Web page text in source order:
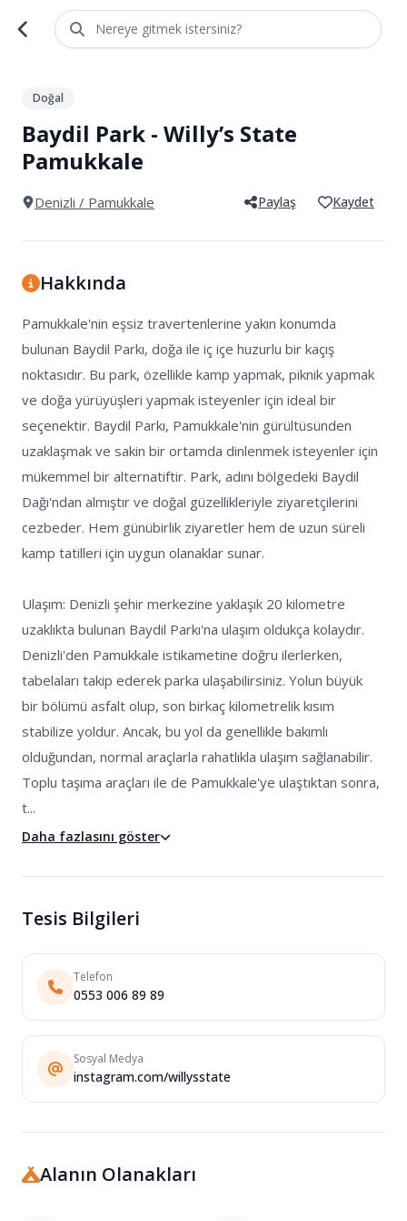
Nereye gitmek istersiniz?
/3
Doğal
Baydil Park - Willy’s State
Pamukkale
Denizli / Pamukkale Paylaş Kaydet
Hakkında
Pamukkale'nin eşsiz travertenlerine yakın konumda
bulunan Baydil Parkı, doğa ile iç içe huzurlu bir kaçış
noktasıdır. Bu park, özellikle kamp yapmak, piknik yapmak
ve doğa yürüyüşleri yapmak isteyenler için ideal bir
seçenektir. Baydil Parkı, Pamukkale'nin gürültüsünden
uzaklaşmak ve sakin bir ortamda dinlenmek isteyenler için
mükemmel bir alternatiftir. Park, adını bölgedeki Baydil
Dağı'ndan almıştır ve doğal güzellikleriyle ziyaretçilerini
cezbeder. Hem günübirlik ziyaretler hem de uzun süreli
kamp tatilleri için uygun olanaklar sunar.
Ulaşım: Denizli şehir merkezine yaklaşık 20 kilometre
uzaklıkta bulunan Baydil Parkı'na ulaşım oldukça kolaydır.
Denizli'den Pamukkale istikametine doğru ilerlerken,
tabelaları takip ederek parka ulaşabilirsiniz. Yolun büyük
bir bölümü asfalt olup, son birkaç kilometrelik kısım
stabilize yoldur. Ancak, bu yol da genellikle bakımlı
olduğundan, normal araçlarla rahatlıkla ulaşım sağlanabilir.
Toplu taşıma araçları ile de Pamukkale'ye ulaştıktan sonra,
t...
Daha fazlasını göster
Tesis Bilgileri
Telefon
0553 006 89 89
Sosyal Medya
instagram.com/willysstate
Alanın Olanakları